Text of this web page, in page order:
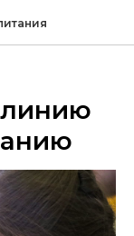
линию